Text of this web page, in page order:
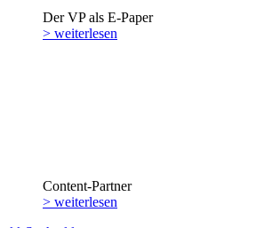
Der VP als E-Paper
> weiterlesen
Content-Partner
> weiterlesen